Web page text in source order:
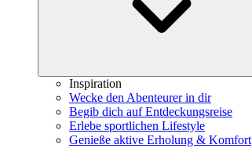
Inspiration
Wecke den Abenteurer in dir
Begib dich auf Entdeckungsreise
Erlebe sportlichen Lifestyle
Genieße aktive Erholung & Komfort